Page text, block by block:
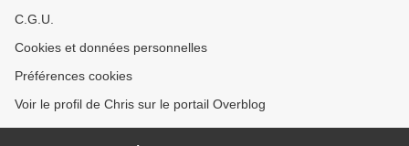
C.G.U.
Cookies et données personnelles
Préférences cookies
Voir le profil de Chris sur le portail Overblog